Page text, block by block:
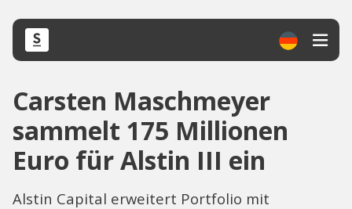
Carsten Maschmeyer
sammelt 175 Millionen
Euro für Alstin III ein
Alstin Capital erweitert Portfolio mit